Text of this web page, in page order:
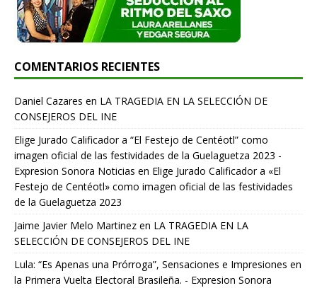
COMENTARIOS RECIENTES
Daniel Cazares en LA TRAGEDIA EN LA SELECCIÓN DE
CONSEJEROS DEL INE
Elige Jurado Calificador a “El Festejo de Centéotl” como
imagen oficial de las festividades de la Guelaguetza 2023 -
Expresion Sonora Noticias en Elige Jurado Calificador a «El
Festejo de Centéotl» como imagen oficial de las festividades
de la Guelaguetza 2023
Jaime Javier Melo Martinez en LA TRAGEDIA EN LA
SELECCIÓN DE CONSEJEROS DEL INE
Lula: “Es Apenas una Prórroga”, Sensaciones e Impresiones en
la Primera Vuelta Electoral Brasileña. - Expresion Sonora